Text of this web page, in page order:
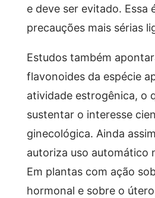
e deve ser evitado. Essa
precauções mais sérias
Estudos também
flavonoides da espécie
atividade estrogênica, o
sustentar o interesse
ginecológica. Ainda
autoriza uso automático
Em plantas com ação
hormonal e sobre o